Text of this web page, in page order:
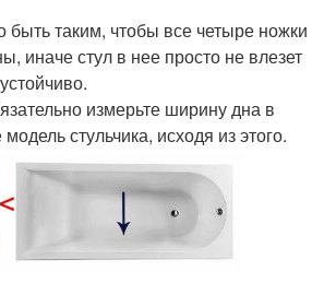
быть таким, чтобы все четыре ножки
иначе стул в нее просто не влезет
измерьте ширину дна в
стульчика, исходя из этого.